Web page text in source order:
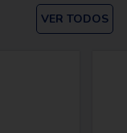
VER TODOS